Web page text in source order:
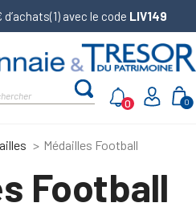
d’achats(1) avec le code LIV149
0
0
Médailles Football
Football